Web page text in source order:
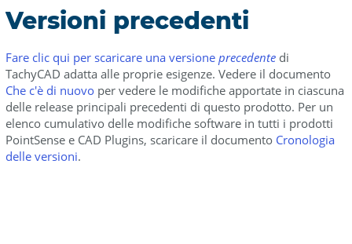
Versioni precedenti
Fare clic qui per scaricare una versione precedente di
TachyCAD adatta alle proprie esigenze. Vedere il documento
Che c'è di nuovoper vedere le modifiche apportate in ciascuna
delle release principali precedenti di questo prodotto. Per un
elenco cumulativo delle modifiche software in tutti i prodotti
PointSense e CAD Plugins, scaricare il documento Cronologia
delle versioni.